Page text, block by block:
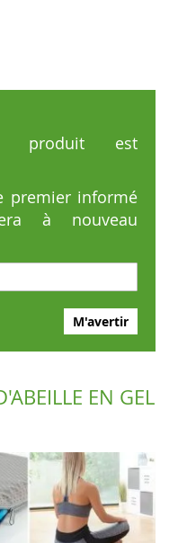
produit est
premier informé
à nouveau
M'avertir
EN GEL